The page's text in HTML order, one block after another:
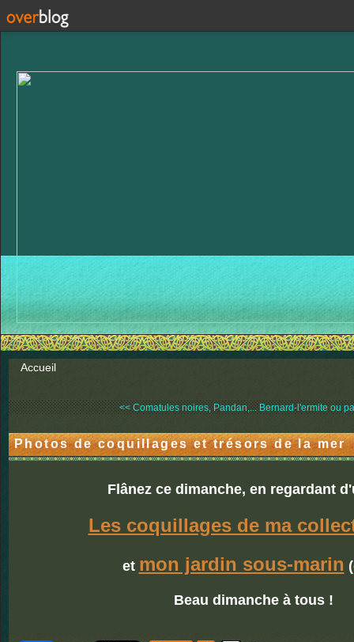
Accueil
<< Comatules noires, Pandan,... Bernard-l'ermite ou
Photos de coquillages et trésors de la mer
Flânez ce dimanche, en regardant
Les coquillages de ma
et mon jardin sous-marin
Beau dimanche à tous !